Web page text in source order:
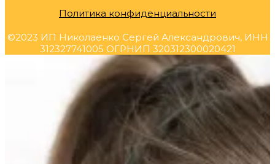
Политика конфиденциальности
©2023 ИП Николаенко Сергей Александрович, ИНН
312327741005 ОГРНИП 320312300020421